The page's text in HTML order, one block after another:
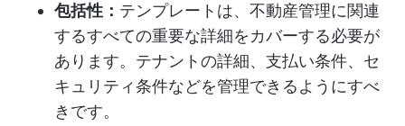
包括性： テンプレートは、不動産管理に関連
するすべての重要な詳細をカバーする必要が
あります。テナントの詳細、支払い条件、セ
キュリティ条件などを管理できるようにすべ
きです。